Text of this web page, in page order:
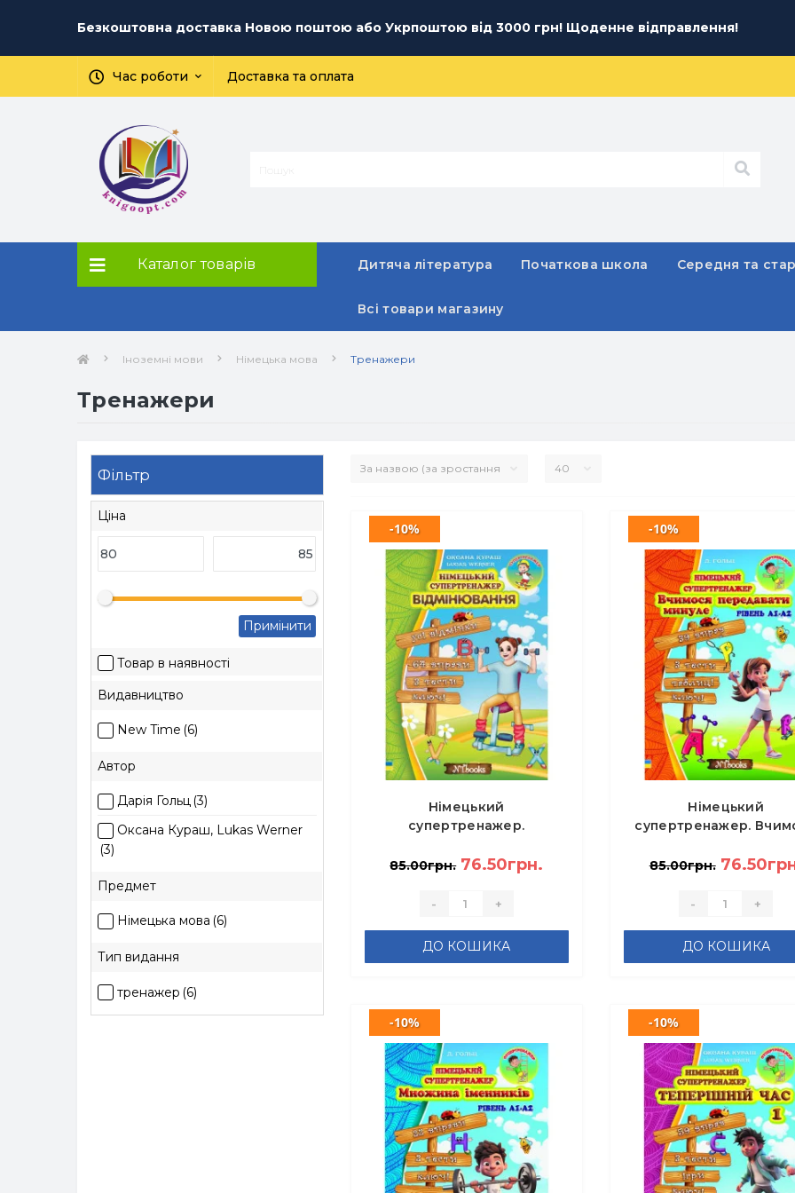
Безкоштовна доставка Новою поштою або Укрпоштою від 3000 грн! Щоденне відправлення!
Час роботи Доставка та оплата
Каталог товарів Дитяча література Початкова школа Середня та
Всі товари магазину
Іноземні мови Німецька мова Тренажери
Тренажери
Фільтр
Ціна
Примінити
Товар в наявності
Видавництво
New Time (6)
Автор
Дарія Гольц (3)
Оксана Кураш, Lukas Werner
(3)
Предмет
Німецька мова (6)
Тип видання
тренажер (6)
Німецький
супертренажер.
Кураш, Lukas Werner
-10%
85.00грн. 76.50грн.
- +
ДО КОШИКА
Німецький
супертренажер.
Дарія Гольц
-10%
85.00грн.
- +
ДО КОШИКА
-10% -10%